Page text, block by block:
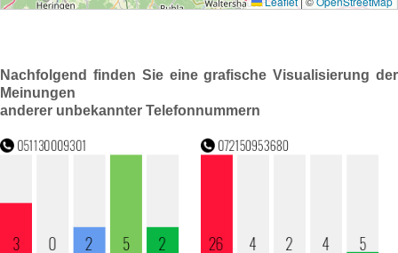
Nachfolgend finden Sie eine grafische Visualisierung der
Meinungen
anderer unbekannter Telefonnummern